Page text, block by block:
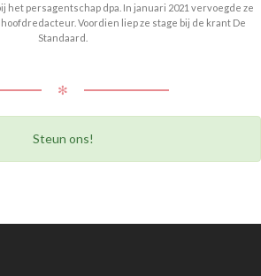
het persagentschap dpa. In januari 2021 vervoegde ze
Voordien liep ze stage bij de krant De
Standaard.
✻
Steun ons!